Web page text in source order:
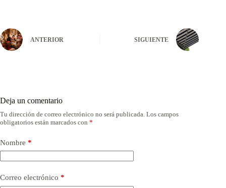
ANTERIOR SIGUIENTE
Deja un comentario
Tu dirección de correo electrónico no será publicada. Los campos
obligatorios están marcados con *
Nombre *
Correo electrónico *